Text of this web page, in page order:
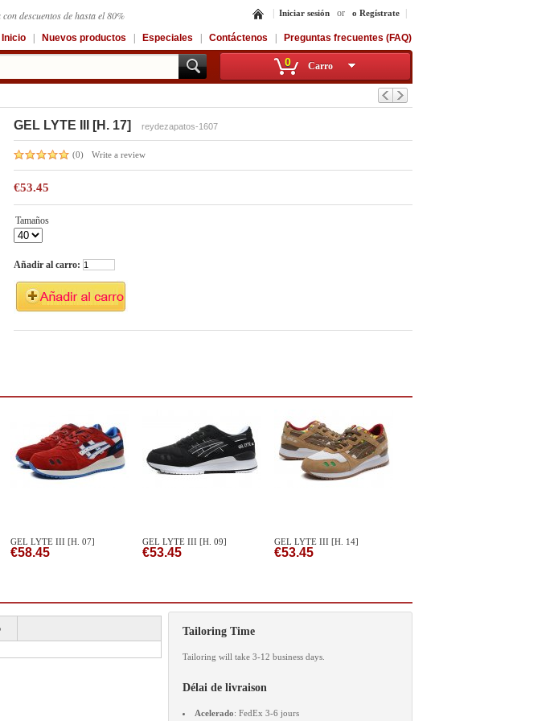
descuentos de hasta el 80%
Iniciar sesión or o Regístrate
Inicio Nuevos productos Especiales Contáctenos Preguntas frecuentes (FAQ)
0 Carro
GEL LYTE III [H. 17] reydezapatos-1607
(0) Write a review
€53.45
Tamaños
Añadir al carro:
GEL LYTE III [H. 07]
€58.45
GEL LYTE III [H. 09]
€53.45
GEL LYTE III [H. 14]
€53.45
Tailoring Time
Tailoring will take 3-12 business days.
Délai de livraison
Acelerado: FedEx 3-6 jours